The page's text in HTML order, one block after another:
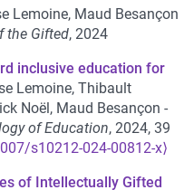
Lemoine, Maud Besançon
the Gifted, 2024
inclusive education for
Lemoine, Thibault
Noël, Maud Besançon
of Education, 2024, 39
s10212-024-00812-x⟩
of Intellectually Gifted